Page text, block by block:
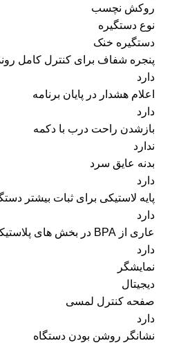
روکش نچسب
نوع دستگیره
دستگیره خنک
پنجره شفاف برای کنترل کامل
دارد
اعلام هشدار در پایان برنامه
دارد
بازشدن راحت درب با دکمه
ندارد
بدنه عایق سرد
دارد
پایه لاستیکی برای ثبات بیشتر
دارد
عاری از BPA در بخش های پلاستیکی در تماس با مواد غذایی
دارد
نمایشگر
دیجیتال
صفحه کنترل لمسی
دارد
نشانگر روشن بودن دستگاه